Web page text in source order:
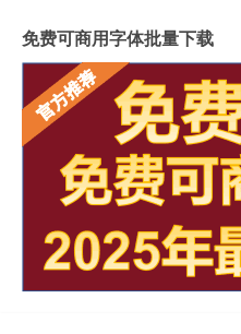
免费可商用字体批量下载